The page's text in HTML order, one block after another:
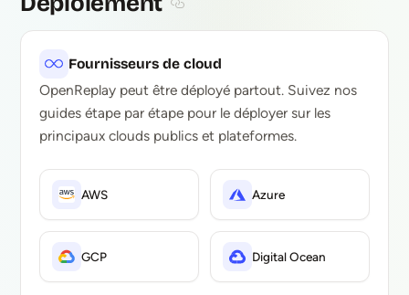
Fournisseurs de cloud
OpenReplay peut être déployé partout. Suivez nos
guides étape par étape pour le déployer sur les
principaux clouds publics et plateformes.
AWS Azure
GCP Digital Ocean